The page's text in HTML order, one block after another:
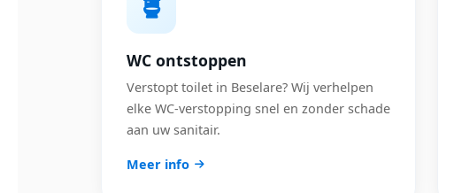
WC ontstoppen
Verstopt toilet in Beselare? Wij verhelpen
elke WC-verstopping snel en zonder schade
aan uw sanitair.
Meer info